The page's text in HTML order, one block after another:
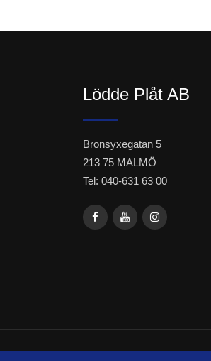
Lödde Plåt AB
Bronsyxegatan 5
213 75 MALMÖ
Tel: 040-631 63 00